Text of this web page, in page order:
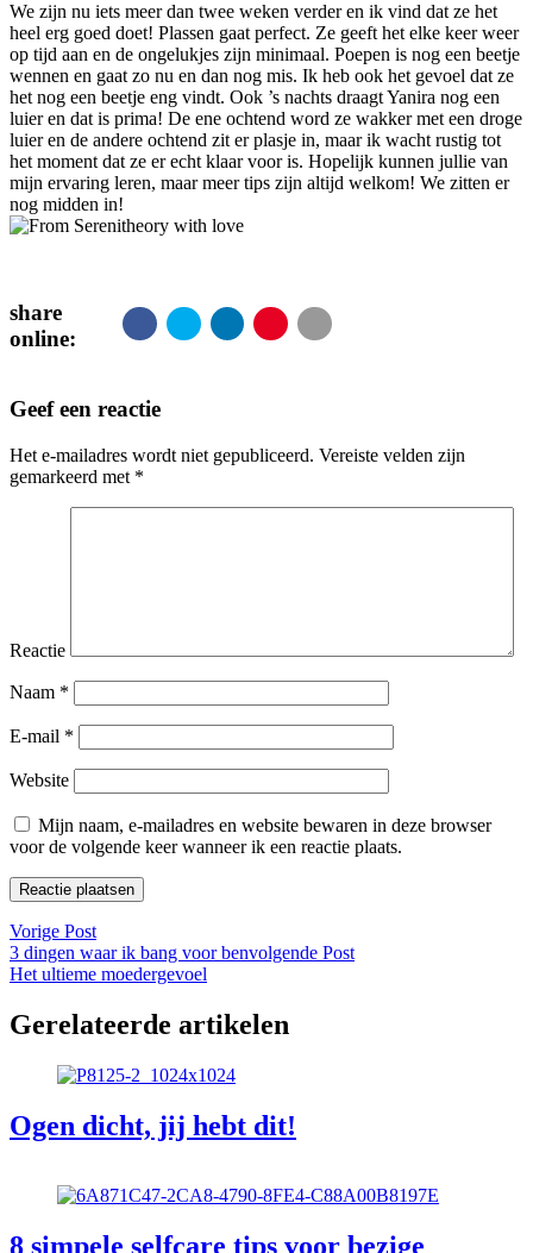
We zijn nu iets meer dan twee weken verder en ik vind dat ze het
heel erg goed doet! Plassen gaat perfect. Ze geeft het elke keer weer
op tijd aan en de ongelukjes zijn minimaal. Poepen is nog een beetje
wennen en gaat zo nu en dan nog mis. Ik heb ook het gevoel dat ze
het nog een beetje eng vindt. Ook ’s nachts draagt Yanira nog een
luier en dat is prima! De ene ochtend word ze wakker met een droge
luier en de andere ochtend zit er plasje in, maar ik wacht rustig tot
het moment dat ze er echt klaar voor is. Hopelijk kunnen jullie van
mijn ervaring leren, maar meer tips zijn altijd welkom! We zitten er
nog midden in!
share
online:
Geef een reactie
Het e-mailadres wordt niet gepubliceerd. Vereiste velden zijn
gemarkeerd met *
Reactie
Naam *
E-mail *
Website
Mijn naam, e-mailadres en website bewaren in deze browser
voor de volgende keer wanneer ik een reactie plaats.
Vorige Post
3 dingen waar ik bang voor benvolgende Post
Het ultieme moedergevoel
Gerelateerde artikelen
Ogen dicht, jij hebt dit!
8 simpele selfcare tips voor bezige